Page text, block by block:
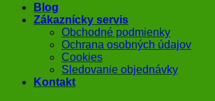
Blog
Zákaznícky servis
Obchodné podmienky
Ochrana osobných údajov
Cookies
Sledovanie objednávky
Kontakt